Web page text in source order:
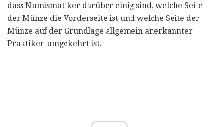
dass Numismatiker darüber einig sind, welche Seite
der Münze die Vorderseite ist und welche Seite der
Münze auf der Grundlage allgemein anerkannter
Praktiken umgekehrt ist.